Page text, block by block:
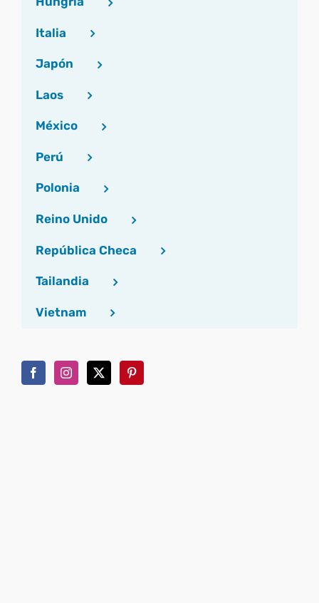
Italia
Japón
Laos
México
Perú
Polonia
Reino Unido
República Checa
Tailandia
Vietnam